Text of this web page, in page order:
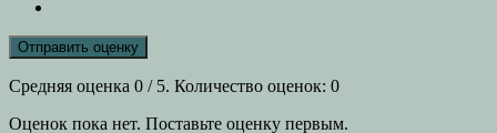
Отправить оценку
Средняя оценка 0 / 5. Количество оценок: 0
Оценок пока нет. Поставьте оценку первым.